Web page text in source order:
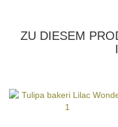
ZU DIESEM